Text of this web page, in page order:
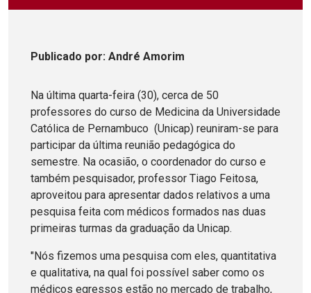
Publicado por: André Amorim
Na última quarta-feira (30), cerca de 50
professores do curso de Medicina da Universidade
Católica de Pernambuco (Unicap) reuniram-se para
participar da última reunião pedagógica do
semestre. Na ocasião, o coordenador do curso e
também pesquisador, professor Tiago Feitosa,
aproveitou para apresentar dados relativos a uma
pesquisa feita com médicos formados nas duas
primeiras turmas da graduação da Unicap.
"Nós fizemos uma pesquisa com eles, quantitativa
e qualitativa, na qual foi possível saber como os
médicos egressos estão no mercado de trabalho,